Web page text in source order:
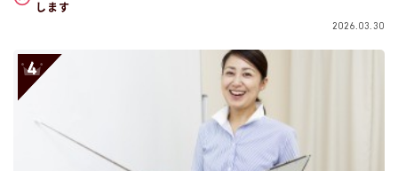
します
2026.03.30